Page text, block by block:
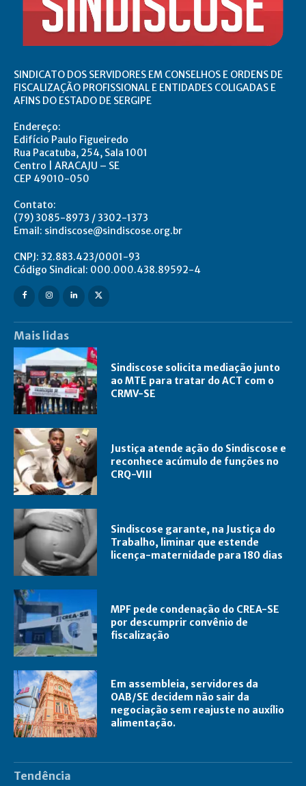
SINDICATO DOS SERVIDORES EM CONSELHOS E ORDENS DE
FISCALIZAÇÃO PROFISSIONAL E ENTIDADES COLIGADAS E
AFINS DO ESTADO DE SERGIPE
Endereço:
Edifício Paulo Figueiredo
Rua Pacatuba, 254, Sala 1001
Centro | ARACAJU – SE
CEP 49010-050
Contato:
(79) 3085-8973 / 3302-1373
Email: sindiscose@sindiscose.org.br
CNPJ: 32.883.423/0001-93
Código Sindical: 000.000.438.89592-4
Mais lidas
Sindiscose solicita mediação junto
ao MTE para tratar do ACT com o
CRMV-SE
Justiça atende ação do Sindiscose e
reconhece acúmulo de funções no
CRQ-VIII
Sindiscose garante, na Justiça do
Trabalho, liminar que estende
licença-maternidade para 180 dias
MPF pede condenação do CREA-SE
por descumprir convênio de
fiscalização
Em assembleia, servidores da
OAB/SE decidem não sair da
negociação sem reajuste no auxílio
alimentação.
Tendência